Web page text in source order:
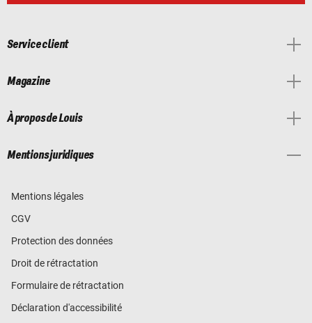
Service client
Magazine
À propos de Louis
Mentions juridiques
Mentions légales
CGV
Protection des données
Droit de rétractation
Formulaire de rétractation
Déclaration d'accessibilité